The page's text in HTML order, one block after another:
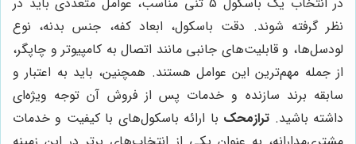
نظر گرفته شوند. دقت باسکول، ابعاد کفه، جنس بدنه، نوع
لودسل‌ها، و قابلیت‌های جانبی مانند اتصال به کامپیوتر و چاپگر،
از جمله مهم‌ترین این عوامل هستند. همچنین، باید به اعتبار و
سابقه برند سازنده و خدمات پس از فروش آن توجه ویژه‌ای
داشته باشید. ترازمحک با ارائه باسکول‌های با کیفیت و خدمات